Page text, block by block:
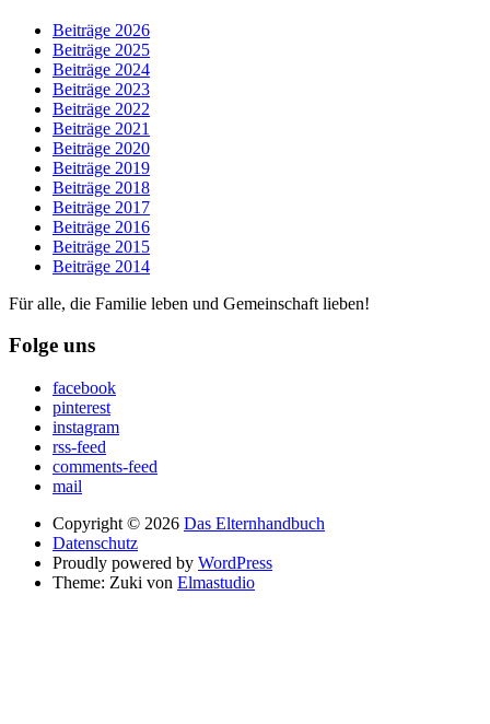
Beiträge 2026
Beiträge 2025
Beiträge 2024
Beiträge 2023
Beiträge 2022
Beiträge 2021
Beiträge 2020
Beiträge 2019
Beiträge 2018
Beiträge 2017
Beiträge 2016
Beiträge 2015
Beiträge 2014
Für alle, die Familie leben und Gemeinschaft lieben!
Folge uns
facebook
pinterest
instagram
rss-feed
comments-feed
mail
Copyright © 2026 Das Elternhandbuch
Datenschutz
Proudly powered by WordPress
Theme: Zuki von Elmastudio